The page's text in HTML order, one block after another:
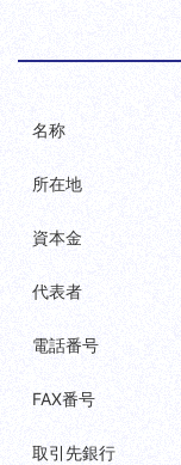
名称
所在地
資本金
代表者
電話番号
FAX番号
取引先銀行